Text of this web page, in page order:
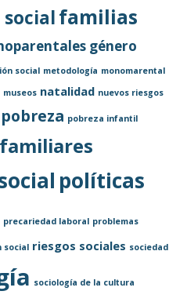
familias
género
social metodología monomarental
museos natalidad nuevos riesgos
pobreza pobreza infantil
políticas
precariedad laboral problemas
social riesgos sociales sociedad
sociología de la cultura